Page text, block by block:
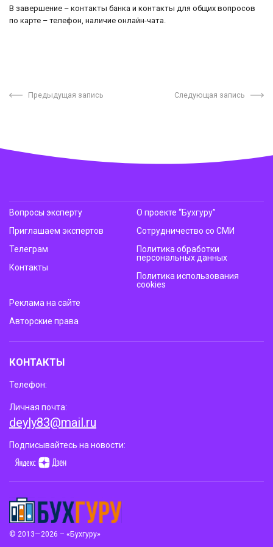
В завершение – контакты банка и контакты для общих вопросов
по карте – телефон, наличие онлайн-чата.
Предыдущая запись Следующая запись
© 2013—2026 – «Бухгуру»
Вопросы эксперту
Приглашаем экспертов
Телеграм
Контакты
О проекте “Бухгуру”
Сотрудничество со СМИ
Политика обработки
персональных данных
Политика использования
cookies
Реклама на сайте
Авторские права
КОНТАКТЫ
Телефон:
Личная почта:
deyly83@mail.ru
Подписывайтесь на новости: